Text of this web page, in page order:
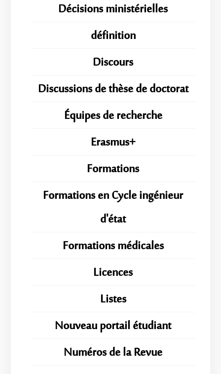
Décisions ministérielles
définition
Discours
Discussions de thèse de doctorat
Équipes de recherche
Erasmus+
Formations
Formations en Cycle ingénieur
d'état
Formations médicales
Licences
Listes
Nouveau portail étudiant
Numéros de la Revue